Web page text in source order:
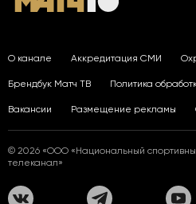
О канале Аккредитация СМИ
Брендбук Матч ТВ Политика
Вакансии Размещение рекламы
© 2026 «ООО «Национальный
телеканал»